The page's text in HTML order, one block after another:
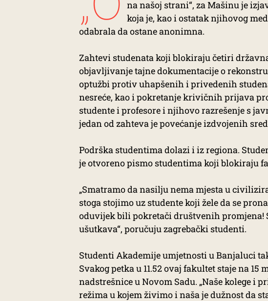
na našoj strani“, za Mašinu je
koja je, kao i ostatak njihovog
odabrala da ostane anonimna.
Zahtevi studenata koji blokiraju četiri
objavljivanje tajne dokumentacije o
optužbi protiv uhapšenih i privedenih
nesreće, kao i pokretanje krivičnih prijava
studente i profesore i njihovo razrešenje s
jedan od zahteva je povećanje izdvojenih
Podrška studentima dolazi i iz regiona.
je otvoreno pismo studentima koji blokiraju
„Smatramo da nasilju nema mjesta u
stoga stojimo uz studente koji žele da se
oduvijek bili pokretači društvenih promjena!
ušutkava“, poručuju zagrebački studenti.
Studenti Akademije umjetnosti u Banjaluci
Svakog petka u 11.52 ovaj fakultet staje na
nadstrešnice u Novom Sadu. „Naše kolege i
režima u kojem živimo i naša je dužnost da